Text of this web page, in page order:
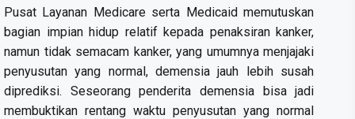
Pusat Layanan Medicare serta Medicaid memutuskan
bagian impian hidup relatif kepada penaksiran kanker,
namun tidak semacam kanker, yang umumnya menjajaki
penyusutan yang normal, demensia jauh lebih susah
diprediksi. Seseorang penderita demensia bisa jadi
membuktikan rentang waktu penyusutan yang normal